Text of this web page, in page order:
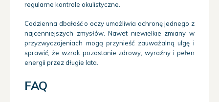
regularne kontrole okulistyczne.
Codzienna dbałość o oczy umożliwia ochronę jednego z
najcenniejszych zmysłów. Nawet niewielkie zmiany w
przyzwyczajeniach mogą przynieść zauważalną ulgę i
sprawić, że wzrok pozostanie zdrowy, wyraźny i pełen
energii przez długie lata.
FAQ